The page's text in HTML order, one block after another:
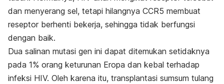
dan menyerang sel, tetapi hilangnya CCR5 membuat
reseptor berhenti bekerja, sehingga tidak berfungsi
dengan baik.
Dua salinan mutasi gen ini dapat ditemukan setidaknya
pada 1% orang keturunan Eropa dan kebal terhadap
infeksi HIV. Oleh karena itu, transplantasi sumsum tulang